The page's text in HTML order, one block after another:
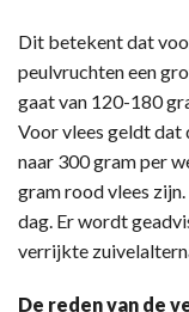
Dit betekent dat
peulvruchten een
gaat van 120-180
Voor vlees geldt dat
naar 300 gram per
gram rood vlees
dag. Er wordt
verrijkte
De reden van de